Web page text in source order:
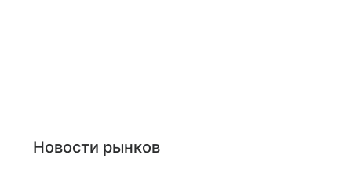
Новости рынков